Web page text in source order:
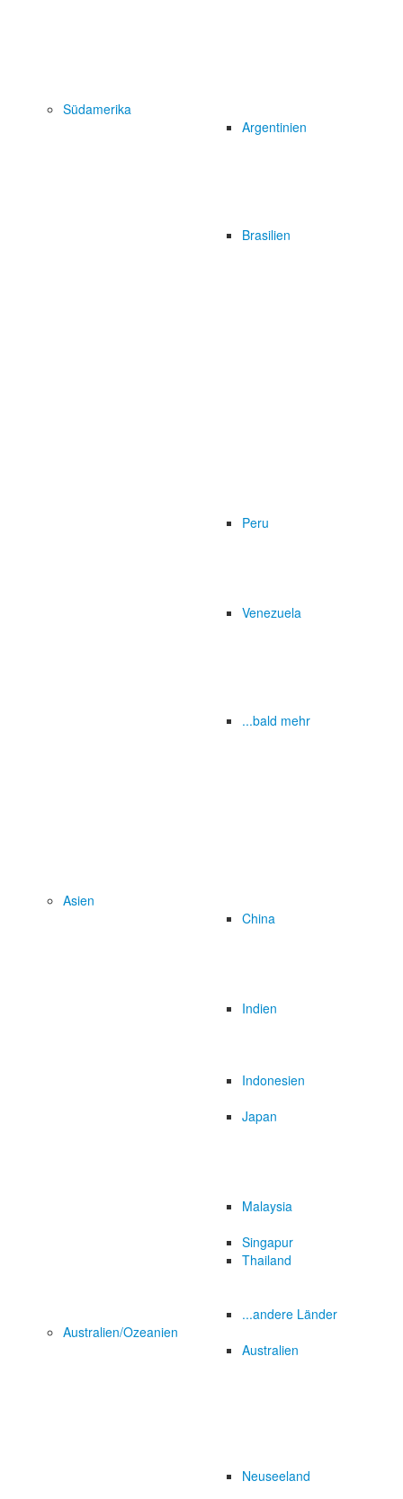
Südamerika
Argentinien
Brasilien
Peru
Venezuela
...bald mehr
Asien
China
Indien
Indonesien
Japan
Malaysia
Singapur
Thailand
...andere Länder
Australien/Ozeanien
Australien
Neuseeland